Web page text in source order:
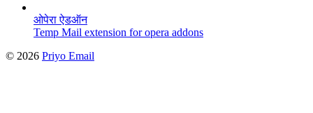
ओपेरा ऐडऑन
Temp Mail extension for opera addons
© 2026 Priyo Email